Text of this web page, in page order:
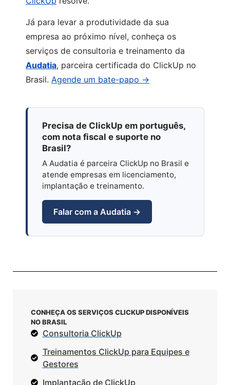
Já para levar a produtividade da sua
empresa ao próximo nível, conheça os
serviços de consultoria e treinamento da
Audatia, parceira certificada do ClickUp no
Brasil. Agende um bate-papo →
Precisa de ClickUp em português,
com nota fiscal e suporte no
Brasil?
A Audatia é parceira ClickUp no Brasil e
atende empresas em licenciamento,
implantação e treinamento.
Falar com a Audatia →
CONHEÇA OS SERVIÇOS CLICKUP DISPONÍVEIS
NO BRASIL
Consultoria ClickUp
Treinamentos ClickUp para Equipes e
Gestores
Implantação de ClickUp